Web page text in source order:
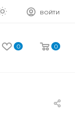
ВОЙТИ
0 0